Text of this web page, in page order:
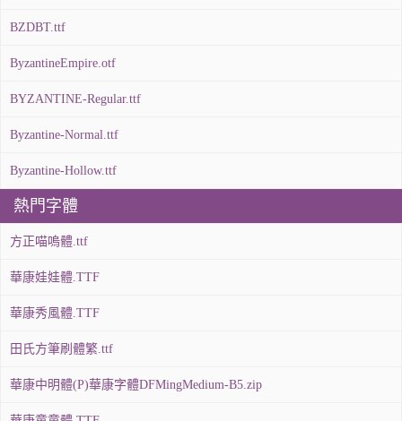
BZDBT.ttf
ByzantineEmpire.otf
BYZANTINE-Regular.ttf
Byzantine-Normal.ttf
Byzantine-Hollow.ttf
熱門字體
方正喵嗚體.ttf
華康娃娃體.TTF
華康秀風體.TTF
田氏方筆刷體繁.ttf
華康中明體(P)華康字體DFMingMedium-B5.zip